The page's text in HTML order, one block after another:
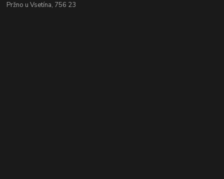
Pržno u Vsetína, 756 23